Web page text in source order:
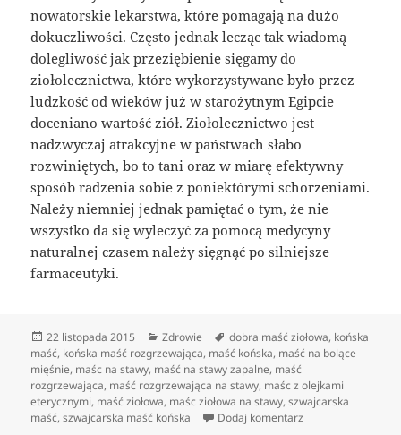
nowatorskie lekarstwa, które pomagają na dużo
dokuczliwości. Często jednak lecząc tak wiadomą
dolegliwość jak przeziębienie sięgamy do
ziołolecznictwa, które wykorzystywane było przez
ludzkość od wieków już w starożytnym Egipcie
doceniano wartość ziół. Ziołolecznictwo jest
nadzwyczaj atrakcyjne w państwach słabo
rozwiniętych, bo to tani oraz w miarę efektywny
sposób radzenia sobie z poniektórymi schorzeniami.
Należy niemniej jednak pamiętać o tym, że nie
wszystko da się wyleczyć za pomocą medycyny
naturalnej czasem należy sięgnąć po silniejsze
farmaceutyki.
Data
publikacji
22 listopada 2015 Kategorie
Zdrowie Tagi
dobra maść ziołowa, końska
maść, końska maść rozgrzewająca, maść końska, maść na bolące
mięśnie, maśc na stawy, maść na stawy zapalne, maść
rozgrzewająca, maść rozgrzewająca na stawy, maśc z olejkami
eterycznymi, maść ziołowa, maśc ziołowa na stawy,szwajcarska
maść,szwajcarska maść końska Dodaj komentarz